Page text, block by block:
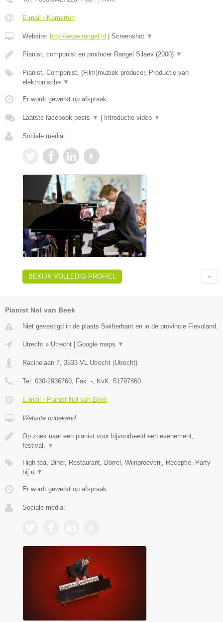
E-mail › Kamerton
Website: http://www.rangel.nl Screenshot ▼
Pianist, componist en producer Rangel Silaev (2000) ▼
Pianist, Componist, (Film)muziek producer, Productie van
elektronische ▼
Er wordt gewerkt op afspraak.
Laatste facebook posts ▼ Introductie video ▼
Sociale media:
BEKIJK VOLLEDIG PROFIEL
Pianist Nol van Beek
Niet gevestigd in de plaats Swifterbant en in de provincie Flevoland.
Utrecht » Utrecht | Google maps ▼
Racinelaan 7 3533 VL Utrecht (Utrecht)
Tel: 030-2936760 , Fax: - , KvK: 51797860
E-mail › Pianist Nol van Beek
Website onbekend
Op zoek naar een pianist voor bijvoorbeeld een evenement,
festival,
▼
High tea, Diner, Restaurant, Borrel, Wijnproeverij, Receptie, Party
bij u ▼
Er wordt gewerkt op afspraak.
Sociale media: